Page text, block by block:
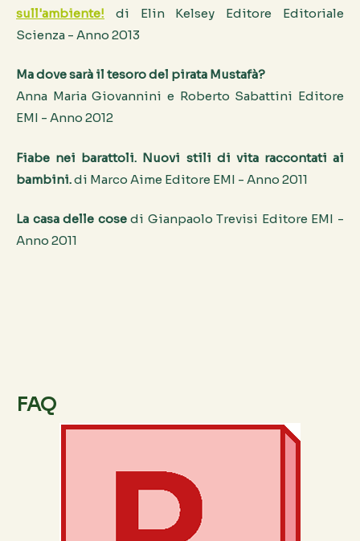
sull'ambiente! di Elin Kelsey Editore Editoriale
Scienza - Anno 2013
Ma dove sarà il tesoro del pirata Mustafà?
Anna Maria Giovannini e Roberto Sabattini Editore
EMI - Anno 2012
Fiabe nei barattoli. Nuovi stili di vita raccontati ai
bambini.di Marco Aime Editore EMI - Anno 2011
La casa delle cosedi Gianpaolo Trevisi Editore EMI -
Anno 2011
FAQ